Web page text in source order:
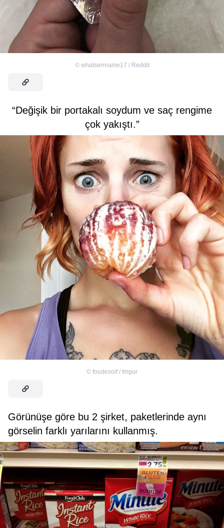
© whatserrname17 / Reddit
“Değişik bir portakalı soydum ve saç rengime
çok yakıştı.”
© foudesoif / Imgur
Görünüşe göre bu 2 şirket, paketlerinde aynı
görselin farklı yarılarını kullanmış.